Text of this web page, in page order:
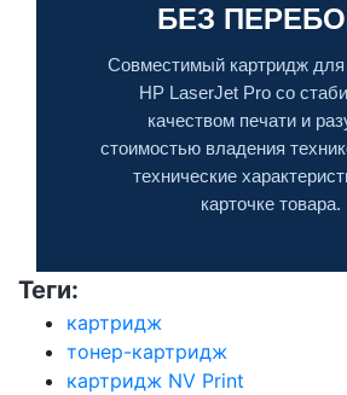
БЕЗ
Совместимый картридж для
HP LaserJet Pro со
качеством печати и
стоимостью владения
технические
карточке товара.
Теги:
картридж
тонер-картридж
картридж NV Print